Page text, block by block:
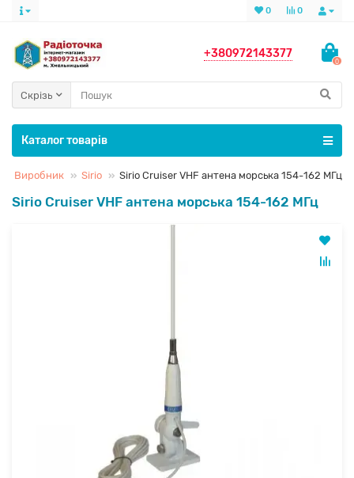
0
0
+380972143377
0
Скрізь
Каталог товарів
Виробник Sirio Sirio Cruiser VHF антена морська 154-162 МГц
Sirio Cruiser VHF антена морська 154-162 МГц